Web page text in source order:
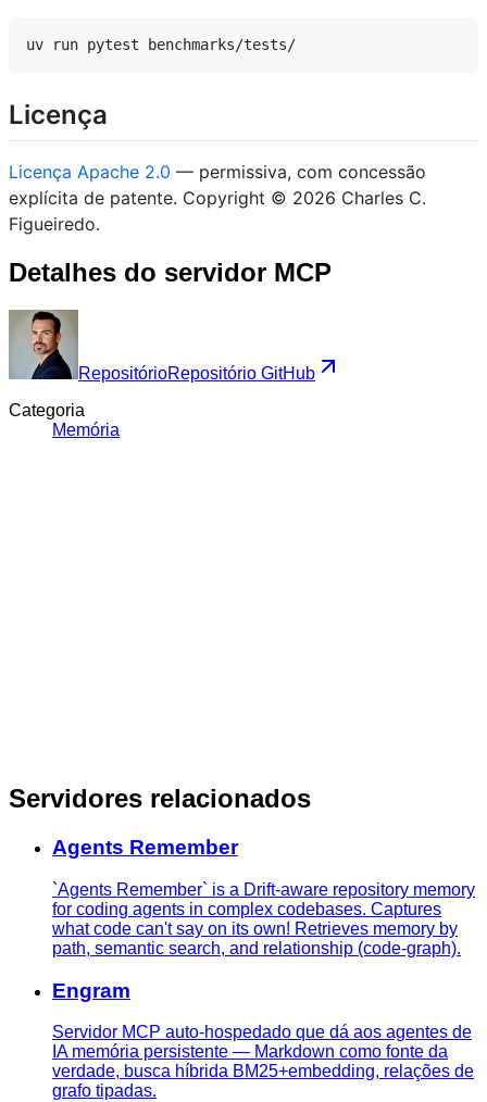
Licença
Licença Apache 2.0 — permissiva, com concessão
explícita de patente. Copyright © 2026 Charles C.
Figueiredo.
Detalhes do servidor MCP
RepositórioRepositório GitHub
Categoria
Memória
Servidores relacionados
Agents Remember
`Agents Remember` is a Drift-aware repository memory
for coding agents in complex codebases. Captures
what code can't say on its own! Retrieves memory by
path, semantic search, and relationship (code-graph).
Engram
Servidor MCP auto-hospedado que dá aos agentes de
IA memória persistente — Markdown como fonte da
verdade, busca híbrida BM25+embedding, relações de
grafo tipadas.